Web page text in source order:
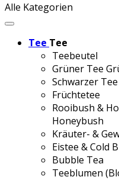
Alle Kategorien
Tee Tee
Teebeutel
Grüner Tee
Schwarzer Tee
Früchtetee
Rooibush &
Honeybush
Kräuter- &
Eistee & Cold
Bubble Tea
Teeblumen